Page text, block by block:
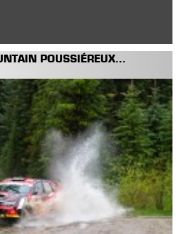
POUSSIÉREUX...